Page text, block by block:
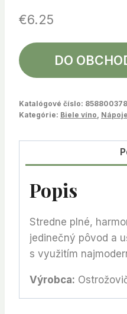
€6.25
DO
Katalógové číslo:
Kategórie: Biele víno Nápoje
Popis
Stredne plné,
jedinečný pôvod a
s využitím
Výrobca: